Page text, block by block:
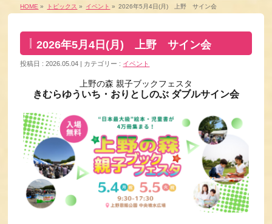
HOME » トピックス » イベント » 2026年5月4日(月) 上野 サイン会
2026年5月4日(月) 上野 サイン会
投稿日 : 2026.05.04 カテゴリー : イベント
上野の森 親子ブックフェスタ
きむらゆういち・おりとしのぶ ダブルサイン会